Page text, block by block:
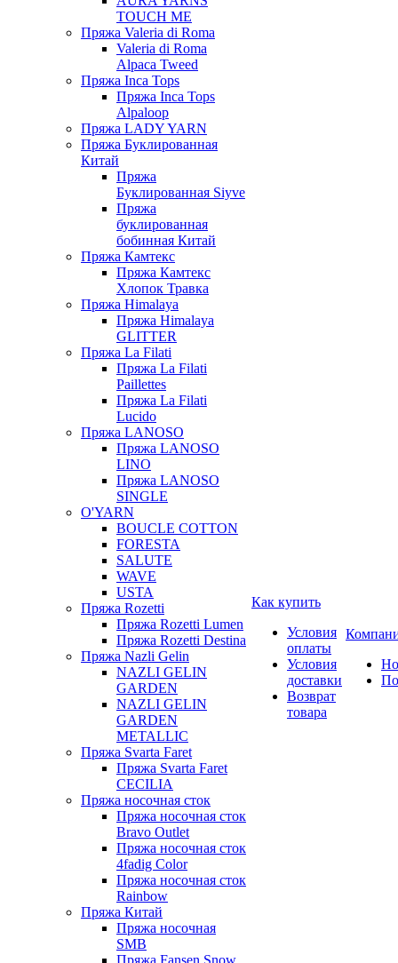
TOUCH ME
Пряжа Valeria di Roma
Valeria di Roma
Alpaca Tweed
Пряжа Inca Tops
Пряжа Inca Tops
Alpaloop
Пряжа LADY YARN
Пряжа Буклированная
Китай
Пряжа
Буклированная Siyve
Пряжа
буклированная
бобинная Китай
Пряжа Камтекс
Пряжа Камтекс
Хлопок Травка
Пряжа Himalaya
Пряжа Himalaya
GLITTER
Пряжа La Filati
Пряжа La Filati
Paillettes
Пряжа La Filati
Lucido
Пряжа LANOSO
Пряжа LANOSO
LINO
Пряжа LANOSO
SINGLE
O'YARN
BOUCLE COTTON
FORESTA
SALUTE
WAVE
USTA
Пряжа Rozetti
Пряжа Rozetti Lumen
Пряжа Rozetti Destina
Пряжа Nazli Gelin
NAZLI GELIN
GARDEN
NAZLI GELIN
GARDEN
METALLIC
Пряжа Svarta Faret
Пряжа Svarta Faret
CECILIA
Пряжа носочная сток
Пряжа носочная сток
Bravo Outlet
Пряжа носочная сток
4fadig Color
Пряжа носочная сток
Rainbow
Пряжа Китай
Пряжа носочная
SMB
Пряжа Fansen Snow
Как купить
Условия
оплаты
Условия
доставки
Возврат
товара